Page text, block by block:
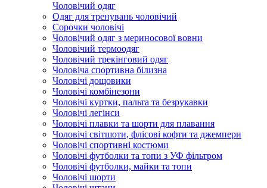
Чоловічий одяг
Одяг для тренувань чоловічий
Сорочки чоловічі
Чоловічий одяг з мериносової вовни
Чоловічий термоодяг
Чоловічий трекінговий одяг
Чоловіча спортивна білизна
Чоловічі дощовики
Чоловічі комбінезони
Чоловічі куртки, пальта та безрукавки
Чоловічі легінси
Чоловічі плавки та шорти для плавання
Чоловічі світшоти, флісові кофти та джемпери
Чоловічі спортивні костюми
Чоловічі футболки та топи з УФ фільтром
Чоловічі футболки, майки та топи
Чоловічі шорти